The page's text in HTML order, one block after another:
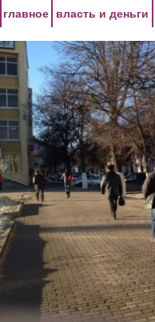
главное власть и деньги